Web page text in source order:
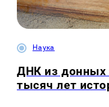
Наука
ДНК из донных
тысяч лет